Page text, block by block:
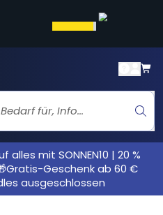
mit SONNEN10 | 20 %
Geschenk ab 60 €
ausgeschlossen